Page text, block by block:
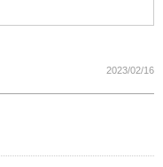
2023/02/16